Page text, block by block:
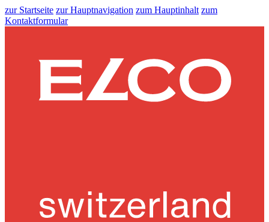
zur Startseite zur Hauptnavigation zum Hauptinhalt zum
Kontaktformular